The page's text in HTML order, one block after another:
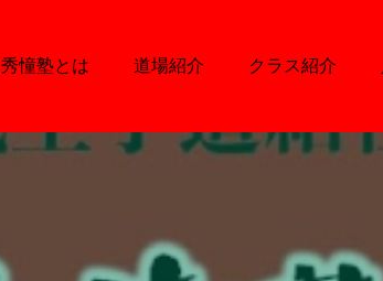
秀憧塾とは 道場紹介 クラス紹介